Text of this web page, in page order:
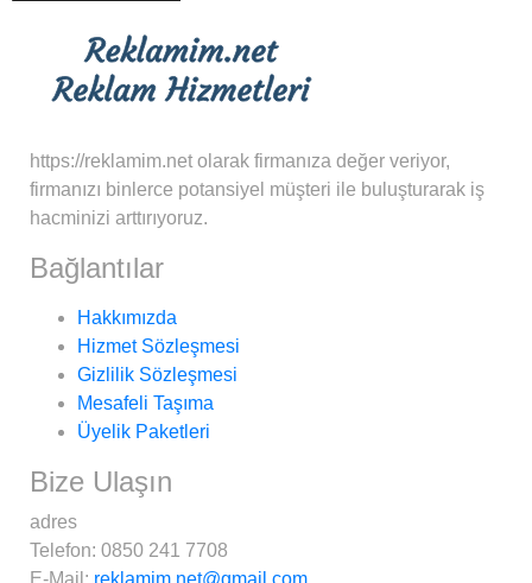
https://reklamim.net olarak firmanıza değer veriyor,
firmanızı binlerce potansiyel müşteri ile buluşturarak iş
hacminizi arttırıyoruz.
Bağlantılar
Hakkımızda
Hizmet Sözleşmesi
Gizlilik Sözleşmesi
Mesafeli Taşıma
Üyelik Paketleri
Bize Ulaşın
adres
Telefon: 0850 241 7708